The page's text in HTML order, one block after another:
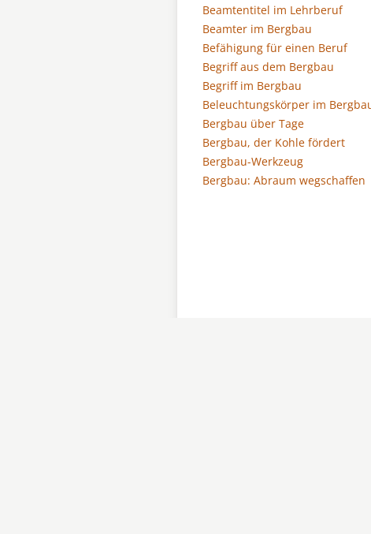
Beamtentitel im Lehrberuf
Beamter im Bergbau
Befähigung für einen Beruf
Begriff aus dem Bergbau
Begriff im Bergbau
Beleuchtungskörper im
Bergbau über Tage
Bergbau, der Kohle fördert
Bergbau-Werkzeug
Bergbau: Abraum wegschaffen